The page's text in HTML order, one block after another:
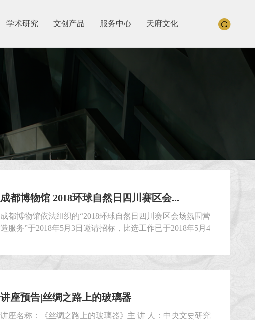
学术研究 文创产品 服务中心 天府文化
成都博物馆 2018环球自然日四川赛区会...
成都博物馆依法组织的“2018环球自然日四川赛区会场氛围营
造服务”于2018年5月3日邀请招标，比选工作已于2018年5月4
讲座预告|丝绸之路上的玻璃器
讲座名称：《丝绸之路上的玻璃器》主 讲 人：中央文史研究